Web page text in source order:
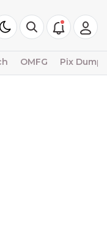
OMFG Pix Dump